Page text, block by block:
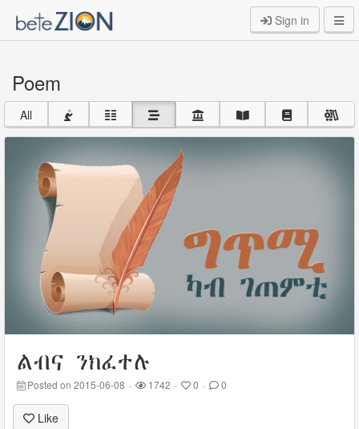
Sign in
Poem
All
ልብና ንክፈተሉ
Posted on 2015-06-08 · 1742 · 0 · 0
Like